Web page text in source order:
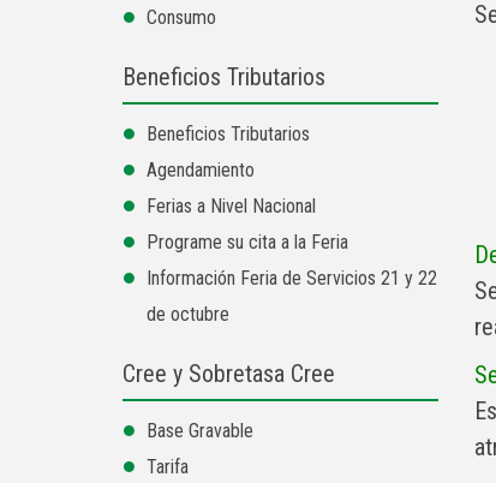
Consumo
Beneficios Tributarios
Beneficios Tributarios
Agendamiento
Ferias a Nivel Nacional
Programe su cita a la Feria
Información Feria de Servicios 21 y 22
de octubre
Cree y Sobretasa Cree
Base Gravable
Tarifa